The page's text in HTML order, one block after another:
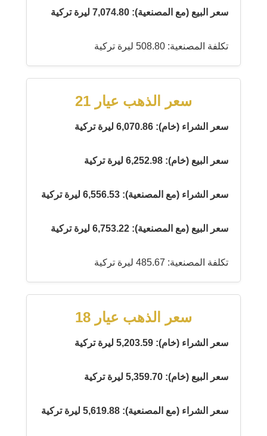
سعر البيع (مع المصنعية): 7,074.80 ليرة تركية
تكلفة المصنعية: 508.80 ليرة تركية
سعر الذهب عيار 21
سعر الشراء (خام): 6,070.86 ليرة تركية
سعر البيع (خام): 6,252.98 ليرة تركية
سعر الشراء (مع المصنعية): 6,556.53 ليرة تركية
سعر البيع (مع المصنعية): 6,753.22 ليرة تركية
تكلفة المصنعية: 485.67 ليرة تركية
سعر الذهب عيار 18
سعر الشراء (خام): 5,203.59 ليرة تركية
سعر البيع (خام): 5,359.70 ليرة تركية
سعر الشراء (مع المصنعية): 5,619.88 ليرة تركية